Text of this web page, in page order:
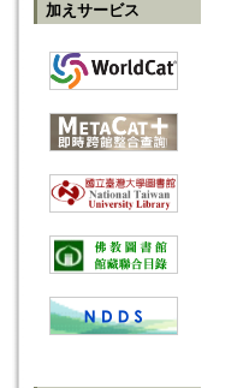
加えサービス